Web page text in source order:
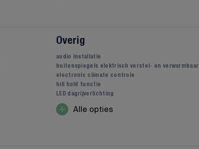
Overig
audio installatie
buitenspiegels elektrisch verstel- en verwarmbaar
electronic climate controle
hill hold functie
LED dagrijverlichting
Alle opties